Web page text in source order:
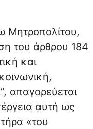
Μητροπολίτου,
του άρθρου 184
και
απαγορεύεται
αυτή ως
«του